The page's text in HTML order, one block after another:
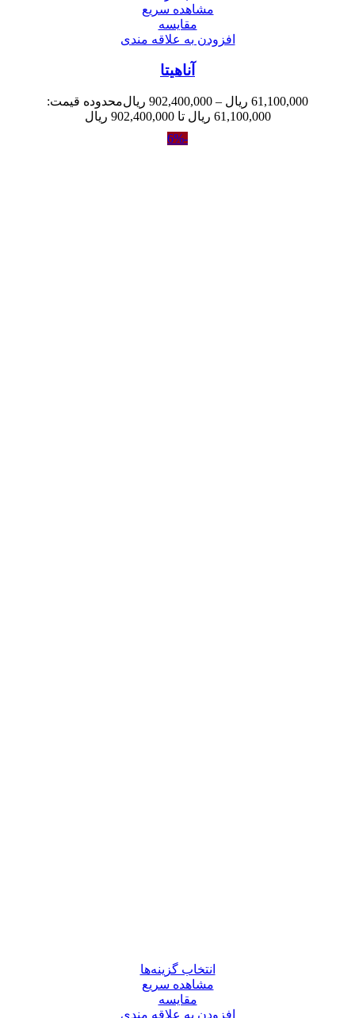
مشاهده سریع
مقایسه
افزودن به علاقه مندی
آناهیتا
61,100,000 ریال –
902,400,000 ریالمحدوده قیمت:
61,100,000 ریال تا 902,400,000 ریال
-6%
انتخاب گزینه‌ها
مشاهده سریع
مقایسه
افزودن به علاقه مندی